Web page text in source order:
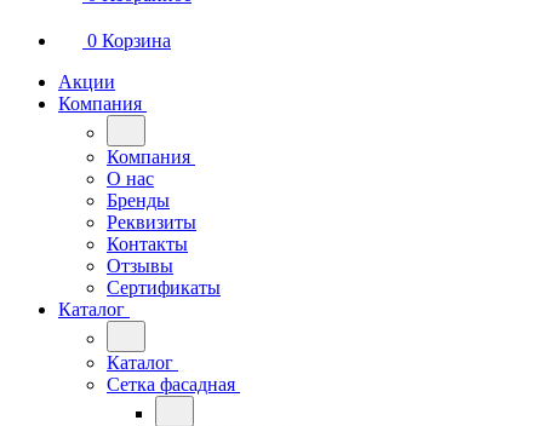
0 Корзина
Акции
Компания
Компания
О нас
Бренды
Реквизиты
Контакты
Отзывы
Сертификаты
Каталог
Каталог
Сетка фасадная